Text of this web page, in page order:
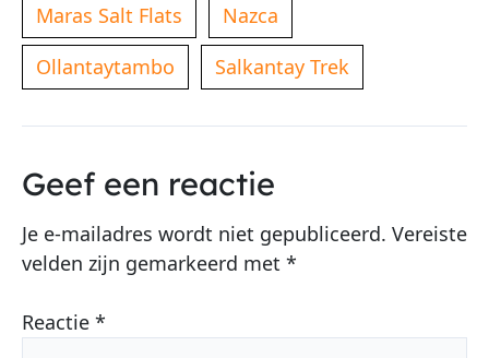
Maras Salt Flats
Nazca
Ollantaytambo
Salkantay Trek
Geef een reactie
Je e-mailadres wordt niet gepubliceerd. Vereiste
velden zijn gemarkeerd met *
Reactie *